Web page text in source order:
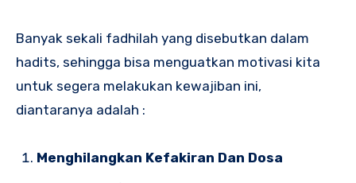
Banyak sekali fadhilah yang disebutkan dalam
hadits, sehingga bisa menguatkan motivasi kita
untuk segera melakukan kewajiban ini,
diantaranya adalah :
Menghilangkan Kefakiran Dan Dosa